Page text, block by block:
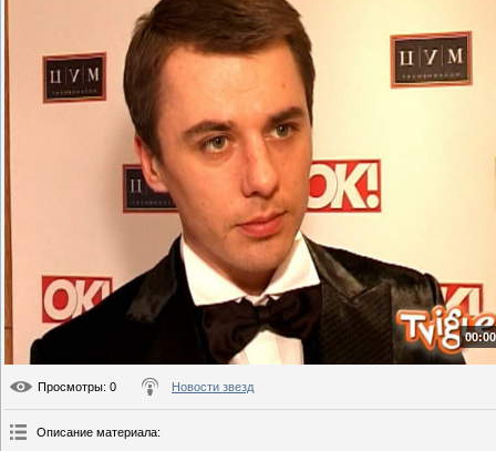
Просмотры: 0 Новости звезд
Описание материала: